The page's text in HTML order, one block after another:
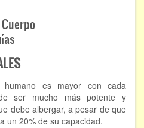
es mayor con cada
ser mucho más potente y
debe albergar, a pesar de que
un 20% de su capacidad.